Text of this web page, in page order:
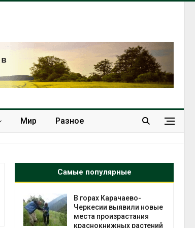
Мир Разное
Самые популярные
В горах Карачаево-
Черкесии выявили новые
места произрастания
краснокнижных растений